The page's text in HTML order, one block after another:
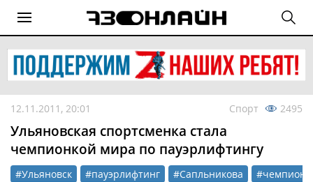
12.11.2011, 20:01 Спорт 2495
Ульяновская спортсменка стала
чемпионкой мира по пауэрлифтингу
#Ульяновск #пауэрлифтинг #Сапльникова